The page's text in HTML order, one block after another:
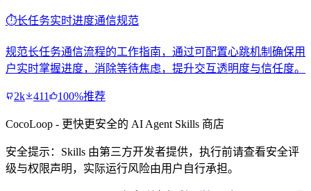
⏱️长任务实时进度通信规范
规范长任务通信流程的工作指南，通过可配置心跳机制确保用
户实时掌握进度，消除等待焦虑，提升交互透明度与信任度。
2k 411 100%推荐
CocoLoop - 更快更安全的 AI Agent Skills 商店
安全提示：Skills 由第三方开发者提供，执行前请查看安全评
级与权限声明，实际运行风险由用户自行承担。